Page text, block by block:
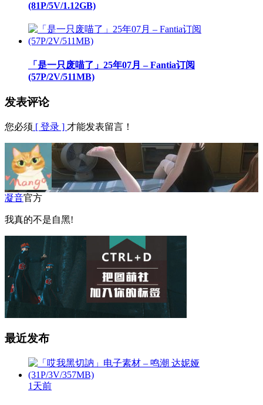
(81P/5V/1.12GB)
「是一只废喵了」25年07月 – Fantia订阅
(57P/2V/511MB)
发表评论
您必须 [ 登录 ] 才能发表留言！
凝音官方
我真的不是自黑!
最近发布
1天前